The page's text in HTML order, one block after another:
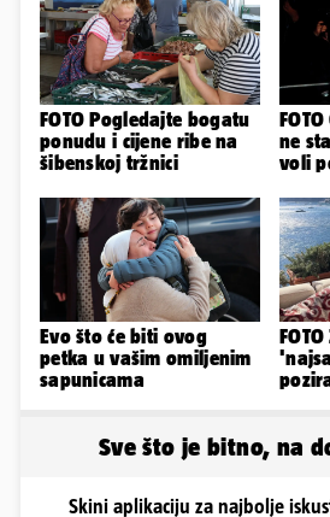
FOTO Pogledajte bogatu
ponudu i cijene ribe na
šibenskoj tržnici
ne
voli
Evo što će biti ovog
petka u vašim omiljenim
sapunicama
Sve što je bitno, na
Skini aplikaciju za najbolje